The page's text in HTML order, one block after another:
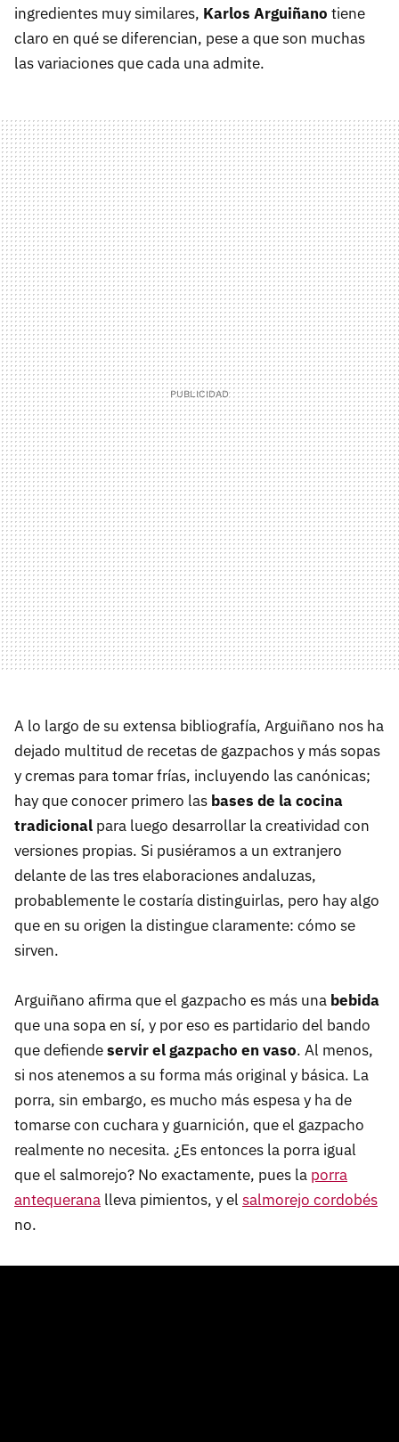
ingredientes muy similares, Karlos Arguiñano tiene
claro en qué se diferencian, pese a que son muchas
las variaciones que cada una admite.
A lo largo de su extensa bibliografía, Arguiñano nos ha
dejado multitud de recetas de gazpachos y más sopas
y cremas para tomar frías, incluyendo las canónicas;
hay que conocer primero las bases de la cocina
tradicional para luego desarrollar la creatividad con
versiones propias. Si pusiéramos a un extranjero
delante de las tres elaboraciones andaluzas,
probablemente le costaría distinguirlas, pero hay algo
que en su origen la distingue claramente: cómo se
sirven.
Arguiñano afirma que el gazpacho es más una bebida
que una sopa en sí, y por eso es partidario del bando
que defiendeservir el gazpacho en vaso. Al menos,
si nos atenemos a su forma más original y básica. La
porra, sin embargo, es mucho más espesa y ha de
tomarse con cuchara y guarnición, que el gazpacho
realmente no necesita. ¿Es entonces la porra igual
que el salmorejo? No exactamente, pues la porra
antequerana lleva pimientos, y el salmorejo cordobés
no.